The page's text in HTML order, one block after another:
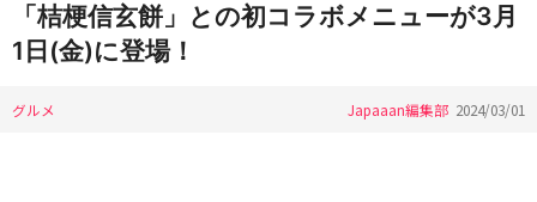
「桔梗信玄餅」との初コラボメニューが3月
1日(金)に登場！
グルメ Japaaan編集部 2024/03/01